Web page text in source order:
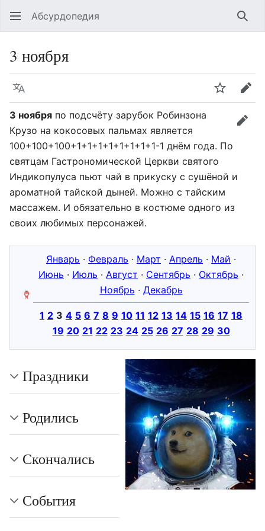
Абсурдопедия
3 ноября
Язык
3 ноября по подсчёту зарубок Робинзона
Крузо на кокосовых пальмах является
100+100+100+1+1+1+1+1+1+1+1-1 днём года. По
святцам Гастрономической Церкви святого
Индикопулуса пьют чай в прикуску с сушёной и
ароматной тайской дыней. Можно с тайским
массажем. И обязательно в костюме одного из
своих любимых персонажей.
Январь · Февраль · Март · Апрель · Май ·
Июнь · Июль · Август · Сентябрь · Октябрь ·
Ноябрь · Декабрь
1 2 3 4 5 6 7 8 9 10 11 12 13 14 15 16 17 18
19 20 21 22 23 24 25 26 27 28 29 30
Праздники
Родились
Скончались
События